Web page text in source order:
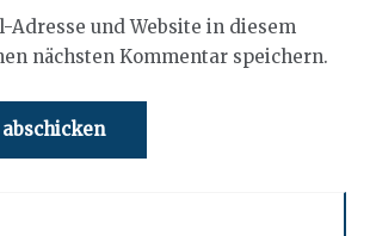
Adresse und Website in diesem
nächsten Kommentar speichern.